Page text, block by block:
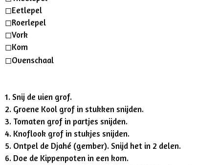
◻︎Eetlepel
◻︎Roerlepel
◻︎Vork
◻︎Kom
◻︎Ovenschaal
1. Snij de uien grof.
2. Groene Kool grof in stukken snijden.
3. Tomaten grof in partjes snijden.
4. Knoflook grof in stukjes snijden.
5. Ontpel de Djahé (gember). Snijd het in 2 delen.
6. Doe de Kippenpoten in een kom.